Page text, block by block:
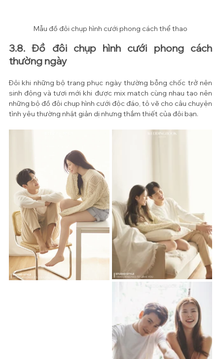
Mẫu đồ đôi chụp hình cưới phong cách thể thao
3.8. Đồ đôi chụp hình cưới phong cách
thường ngày
Đôi khi những bộ trang phục ngày thường bỗng chốc trở nên
sinh động và tươi mới khi được mix match cùng nhau tạo nên
những bộ đồ đôi chụp hình cưới độc đáo, tô vẽ cho câu chuyện
tình yêu thường nhật giản dị nhưng thắm thiết của đôi bạn.